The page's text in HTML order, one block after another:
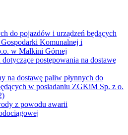
do pojazdów i urządzeń będących
Komunalnej i
w Małkini Górnej
postępowania na dostawę
na dostawę paliw płynnych do
w posiadaniu ZGKiM Sp. z o.
z powodu awarii